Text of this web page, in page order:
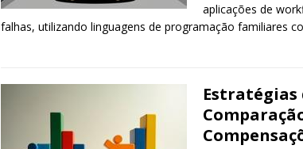
aplicações de
falhas, utilizando linguagens de programação familiares
Estratégias